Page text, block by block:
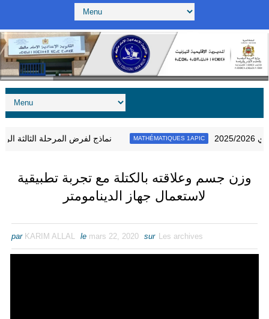
نماذج لفرض المرحلة MATHÉMATIQUES 1APIC 2026
وزن جسم وعلاقته بالكتلة مع تجربة تطبيقية
لاستعمال جهاز الدينامومتر
par KARIM ALLAL le mars 22, 2020 sur Les archives